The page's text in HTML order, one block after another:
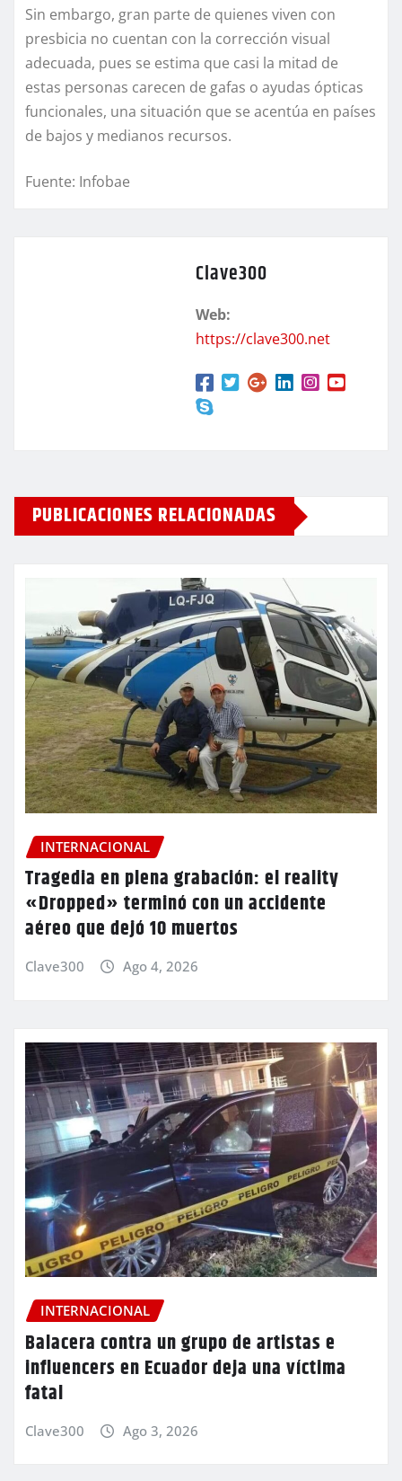
Sin embargo, gran parte de quienes viven con
presbicia no cuentan con la corrección visual
adecuada, pues se estima que casi la mitad de
estas personas carecen de gafas o ayudas ópticas
funcionales, una situación que se acentúa en países
de bajos y medianos recursos.
Fuente: Infobae
Clave300
Web:
https://clave300.net
PUBLICACIONES RELACIONADAS
INTERNACIONAL
Tragedia en plena grabación: el reality
«Dropped» terminó con un accidente
aéreo que dejó 10 muertos
Clave300 Ago 4, 2026
INTERNACIONAL
Balacera contra un grupo de artistas e
influencers en Ecuador deja una víctima
fatal
Clave300 Ago 3, 2026